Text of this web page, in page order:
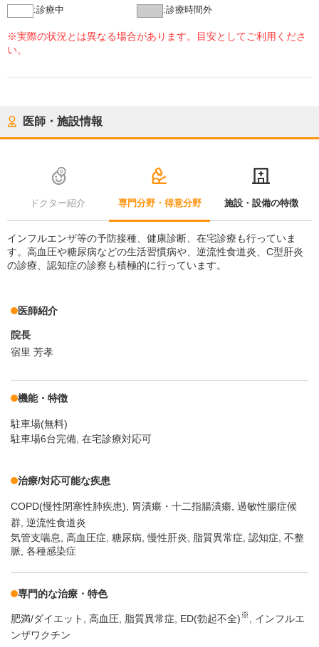
:診療中 :診療時間外
※実際の状況とは異なる場合があります。目安としてご利用くださ
い。
医師・施設情報
ドクター紹介 専門分野・得意分野 施設・設備の特徴
インフルエンザ等の予防接種、健康診断、在宅診療も行っていま
す。高血圧や糖尿病などの生活習慣病や、逆流性食道炎、C型肝炎
の診療、認知症の診察も積極的に行っています。
医師紹介
院長
宿里 芳孝
機能・特徴
駐車場(無料)
駐車場6台完備, 在宅診療対応可
治療/対応可能な疾患
COPD(慢性閉塞性肺疾患) 胃潰瘍・十二指腸潰瘍 過敏性腸症候
群 逆流性食道炎
気管支喘息, 高血圧症, 糖尿病, 慢性肝炎, 脂質異常症, 認知症, 不整
脈, 各種感染症
専門的な治療・特色
肥満/ダイエット 高血圧 脂質異常症 ED(勃起不全)※
インフルエ
ンザワクチン